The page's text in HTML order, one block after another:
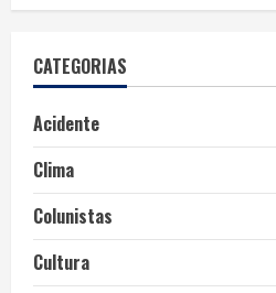
CATEGORIAS
Acidente
Clima
Colunistas
Cultura